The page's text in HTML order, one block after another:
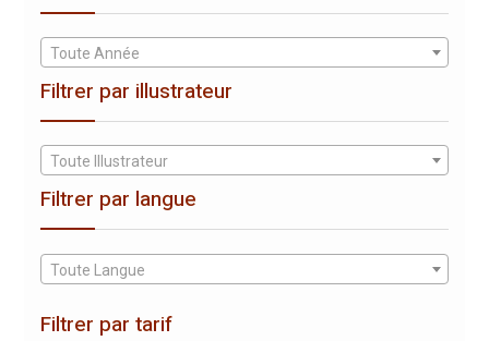
Toute Année
Filtrer par illustrateur
Toute Illustrateur
Filtrer par langue
Toute Langue
Filtrer par tarif